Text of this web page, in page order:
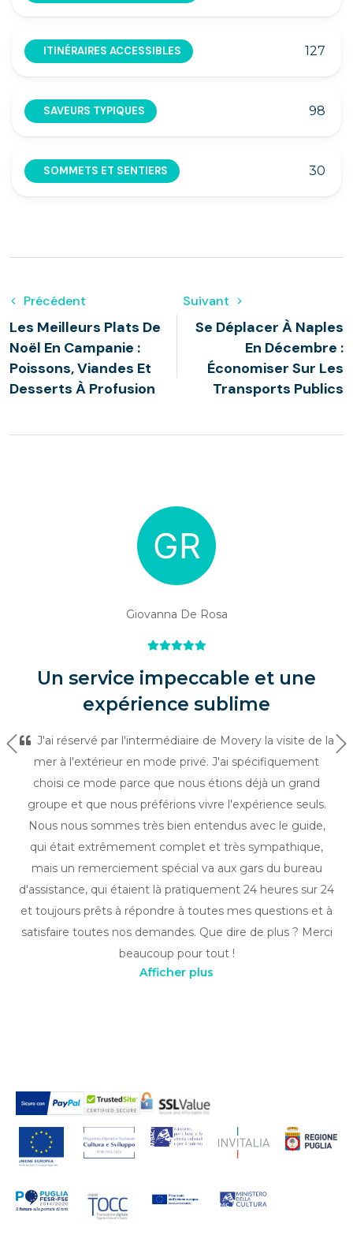
ITINÉRAIRES ACCESSIBLES 127
SAVEURS TYPIQUES 98
SOMMETS ET SENTIERS 30
Précédent
Les Meilleurs Plats De
Noël En Campanie :
Poissons, Viandes Et
Desserts À Profusion
Suivant
Se Déplacer À Naples
En Décembre :
Économiser Sur Les
Transports Publics
Giovanna De Rosa
Un service impeccable et une
expérience sublime
J'ai réservé par l'intermédiaire de Movery la visite de la
mer à l'extérieur en mode privé. J'ai spécifiquement
choisi ce mode parce que nous étions déjà un grand
groupe et que nous préférions vivre l'expérience seuls.
Nous nous sommes très bien entendus avec le guide,
qui était extrêmement complet et très sympathique,
mais un remerciement spécial va aux gars du bureau
d'assistance, qui étaient là pratiquement 24 heures sur 24
et toujours prêts à répondre à toutes mes questions et à
satisfaire toutes nos demandes. Que dire de plus ? Merci
beaucoup pour tout !
Précédent
Afficher plus